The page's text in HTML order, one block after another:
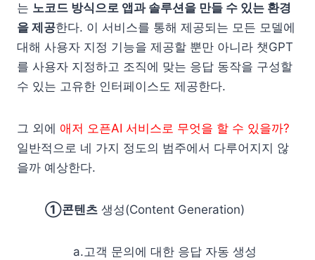
는 노코드 방식으로 앱과 솔루션을 만들 수 있는 환경
을 제공한다. 이 서비스를 통해 제공되는 모든 모델에
대해 사용자 지정 기능을 제공할 뿐만 아니라 챗GPT
를 사용자 지정하고 조직에 맞는 응답 동작을 구성할
수 있는 고유한 인터페이스도 제공한다.
그 외에 애저 오픈AI 서비스로 무엇을 할 수 있을까?
일반적으로 네 가지 정도의 범주에서 다루어지지 않
을까 예상한다.
①콘텐츠 생성(Content Generation)
a.고객 문의에 대한 응답 자동 생성